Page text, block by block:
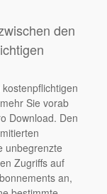
den
Sie vorab
Download. Den
unbegrenzte
Zugriffs auf
an,